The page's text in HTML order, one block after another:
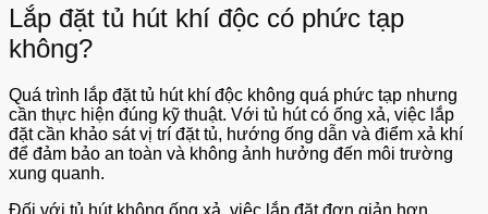
Lắp đặt tủ hút khí độc có phức tạp
không?
Quá trình lắp đặt tủ hút khí độc không quá phức tạp nhưng
cần thực hiện đúng kỹ thuật. Với tủ hút có ống xả, việc lắp
đặt cần khảo sát vị trí đặt tủ, hướng ống dẫn và điểm xả khí
để đảm bảo an toàn và không ảnh hưởng đến môi trường
xung quanh.